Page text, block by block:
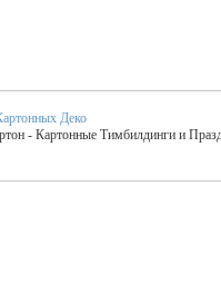
Деко
- Картонные Тимбилдинги и